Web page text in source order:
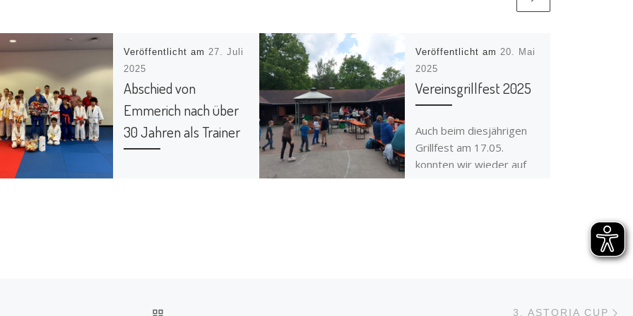
Veröffentlicht am27. Juli
2025
Abschied von
Emmerich nach über
30 Jahren als Trainer
Veröffentlicht am 20. Mai
2025
Vereinsgrillfest 2025
Auch beim diesjährigen
Grillfest am 17.05.
konnten wir wieder auf
3. ASTORIA CUP